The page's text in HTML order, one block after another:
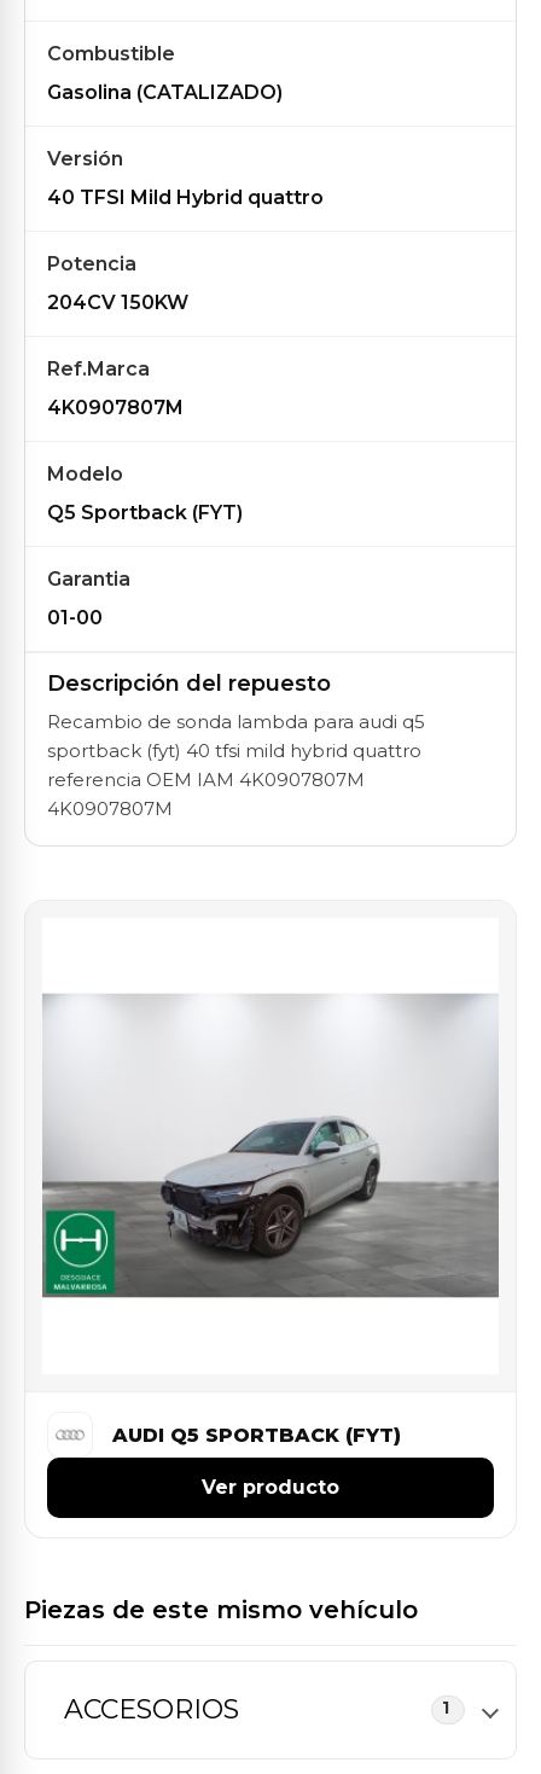
Combustible
Gasolina (CATALIZADO)
Versión
40 TFSI Mild Hybrid quattro
Potencia
204CV 150KW
Ref.Marca
4K0907807M
Modelo
Q5 Sportback (FYT)
Garantia
01-00
Descripción del repuesto
Recambio de sonda lambda para audi q5
sportback (fyt) 40 tfsi mild hybrid quattro
referencia OEM IAM 4K0907807M
4K0907807M
AUDI Q5 SPORTBACK (FYT)
Ver producto
Piezas de este mismo vehículo
ACCESORIOS 1